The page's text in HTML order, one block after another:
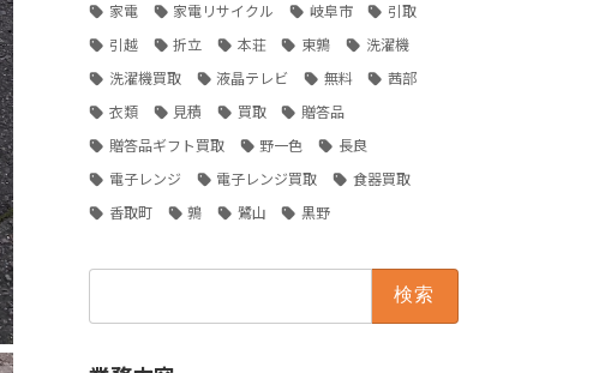
家電
家電リサイクル 岐阜市
引取
引越
折立 本荘 東鶉
洗濯機
洗濯機買取
液晶テレビ 無料
茜部
衣類
見積 買取
贈答品
贈答品ギフト買取
野一色
長良
電子レンジ
電子レンジ買取
食器買取
香取町
鶉 鷺山 黒野